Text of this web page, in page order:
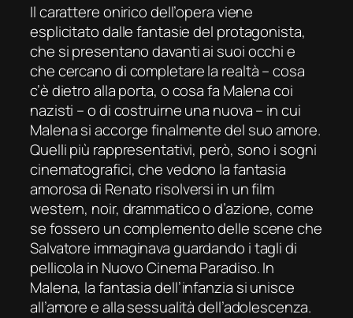
Il carattere onirico dell’opera viene
esplicitato dalle fantasiedel protagonista,
che si presentano davanti ai suoi occhi e
che cercano di completare la realtà – cosa
c’è dietro alla porta, ocosa fa Malena coi
nazisti – o di costruirne una nuova– incui
Malena si accorge finalmente del suo amore.
Quelli più rappresentativi, però, sono i sogni
cinematografici, che vedono la fantasia
amorosa di Renato risolversi in un film
western, noir, drammatico o d’azione, come
se fossero un complemento delle scene che
Salvatore immaginava guardando i tagli di
pellicola in Nuovo Cinema Paradiso.In
Malena, la fantasia dell’infanzia si unisce
all’amore e alla sessualità dell’adolescenza.